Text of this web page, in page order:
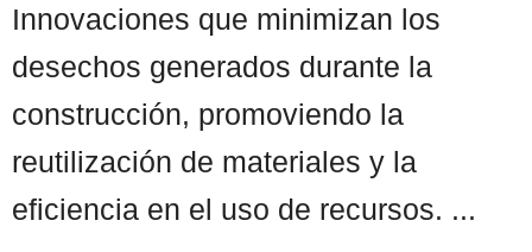
Innovaciones que minimizan los
desechos generados durante la
construcción, promoviendo la
reutilización de materiales y la
eficiencia en el uso de recursos. ...